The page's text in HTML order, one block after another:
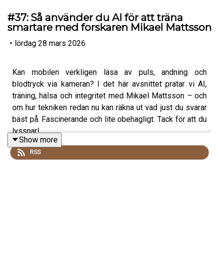
#37: Så använder du AI för att träna
smartare med forskaren Mikael Mattsson
• lördag 28 mars 2026
Kan mobilen verkligen läsa av puls, andning och
blodtryck via kameran? I det här avsnittet pratar vi AI,
träning, hälsa och integritet med Mikael Mattsson – och
om hur tekniken redan nu kan räkna ut vad just du svarar
bäst på. Fascinerande och lite obehagligt. Tack för att du
lyssnar!
Show more
RSS